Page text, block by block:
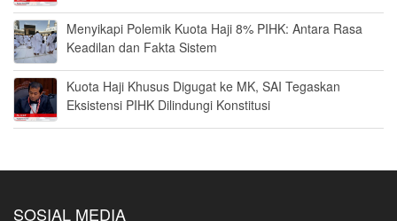
Menyikapi Polemik Kuota Haji 8% PIHK: Antara Rasa
Keadilan dan Fakta Sistem
Kuota Haji Khusus Digugat ke MK, SAI Tegaskan
Eksistensi PIHK Dilindungi Konstitusi
SOSIAL MEDIA